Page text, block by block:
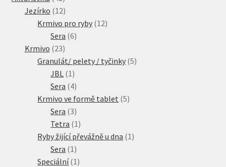
produktů
Jezírko 1212
produktů
Krmivo pro ryby 1212
Sera 66
Krmivo 2323
produktů
Granulát/ pelety / tyčinky 55
JBL 1 1
produkt
Sera 44
produkty
Krmivo ve formě tablet 55
Sera 33
produkty
Tetra 1 1
produkt
Ryby žijící převážně u dna 1 1
Sera 1 1
produkt
Speciální 1 1